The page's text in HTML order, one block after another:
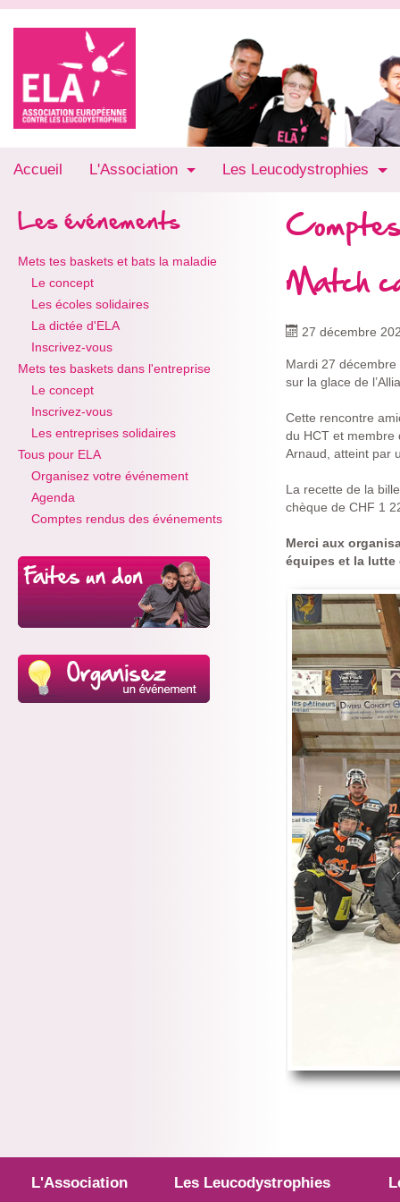
Accueil L'Association Les Leucodystrophies
Les événements
Mets tes baskets et bats la maladie
Le concept
Les écoles solidaires
La dictée d'ELA
Inscrivez-vous
Mets tes baskets dans l'entreprise
Le concept
Inscrivez-vous
Les entreprises solidaires
Tous pour ELA
Organisez votre événement
Agenda
Comptes rendus des événements
Match
27 décembre
Mardi 27
sur la glace de
Cette rencontre
du HCT et membre
Arnaud, atteint par
La recette de la
chèque de CHF 1
Merci aux
équipes et la
L'Association Les Leucodystrophies